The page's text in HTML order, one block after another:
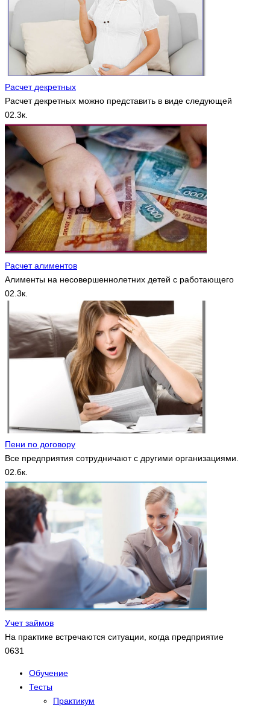
Расчет декретных
Расчет декретных можно представить в виде следующей
02.3к.
Расчет алиментов
Алименты на несовершеннолетних детей с работающего
02.3к.
Пени по договору
Все предприятия сотрудничают с другими организациями.
02.6к.
Учет займов
На практике встречаются ситуации, когда предприятие
0631
Обучение
Тесты
Практикум